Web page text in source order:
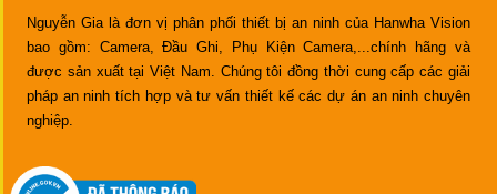
Nguyễn Gia là đơn vị phân phối thiết bị an ninh của Hanwha Vision
bao gồm: Camera, Đầu Ghi, Phụ Kiện Camera,...chính hãng và
được sản xuất tại Việt Nam. Chúng tôi đồng thời cung cấp các giải
pháp an ninh tích hợp và tư vấn thiết kế các dự án an ninh chuyên
nghiệp.